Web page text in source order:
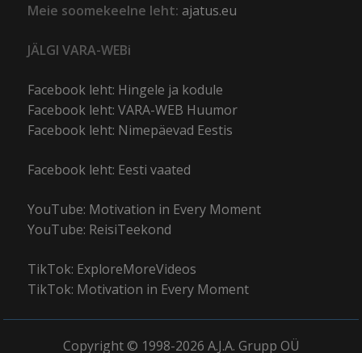
Meie soomekeelne leht: ajatus.eu
JÄLGI VARA-WEBi
Facebook leht: Hingele ja kodule
Facebook leht: VARA-WEB Huumor
Facebook leht: Nimepäevad Eestis
Facebook leht: Eesti vaated
YouTube: Motivation in Every Moment
YouTube: ReisiTeekond
TikTok: ExploreMoreVideos
TikTok: Motivation in Every Moment
Copyright © 1998-2026 A.J.A. Grupp OÜ